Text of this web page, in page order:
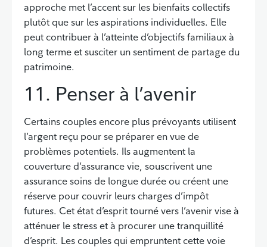
approche met l’accent sur les bienfaits collectifs
plutôt que sur les aspirations individuelles. Elle
peut contribuer à l’atteinte d’objectifs familiaux à
long terme et susciter un sentiment de partage du
patrimoine.
11. Penser à l’avenir
Certains couples encore plus prévoyants utilisent
l’argent reçu pour se préparer en vue de
problèmes potentiels. Ils augmentent la
couverture d’assurance vie, souscrivent une
assurance soins de longue durée ou créent une
réserve pour couvrir leurs charges d’impôt
futures. Cet état d’esprit tourné vers l’avenir vise à
atténuer le stress et à procurer une tranquillité
d’esprit. Les couples qui empruntent cette voie